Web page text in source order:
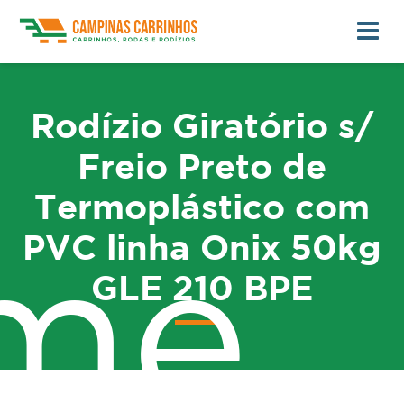
Rodízio Giratório s/
Freio Preto de
Termoplástico com
PVC linha Onix 50kg
GLE 210 BPE